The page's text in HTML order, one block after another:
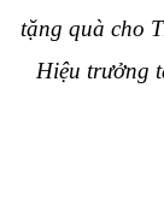
tặng quà cho
Hiệu trưởng